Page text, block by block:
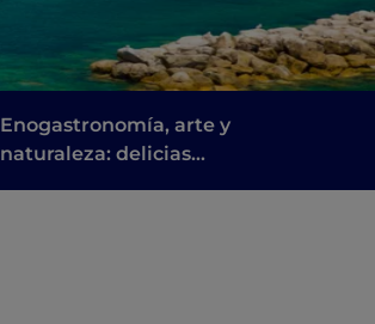
Enogastronomía, arte y
naturaleza: delicias